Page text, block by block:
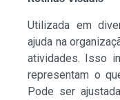
Utilizada em
ajuda na
atividades. Isso
representam o
Pode ser